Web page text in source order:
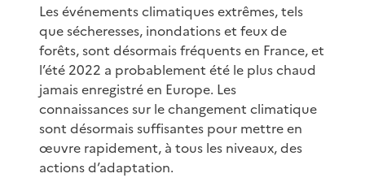
Les événements climatiques extrêmes, tels
que sécheresses, inondations et feux de
forêts, sont désormais fréquents en France, et
l’été 2022 a probablement été le plus chaud
jamais enregistré en Europe. Les
connaissances sur le changement climatique
sont désormais suffisantes pour mettre en
œuvre rapidement, à tous les niveaux, des
actions d’adaptation.